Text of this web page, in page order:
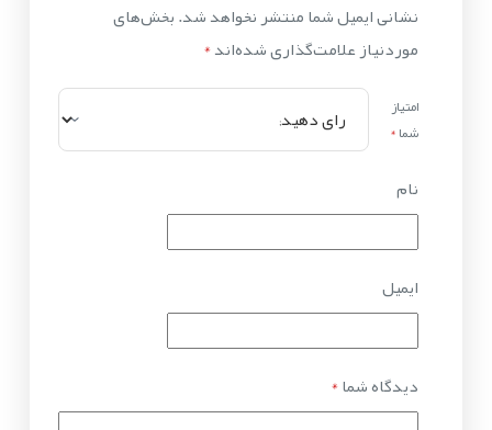
نشانی ایمیل شما منتشر نخواهد شد.بخش‌های
موردنیاز علامت‌گذاری شده‌اند*
امتیاز
شما*
نام
ایمیل
دیدگاه شما*